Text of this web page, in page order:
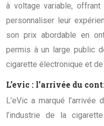
à voltage variable,
personnaliser leur
son prix abordable en
permis à un large public
cigarette électronique et
L’evic : l’arrivée du
L’eVic a marqué
l’industrie de la